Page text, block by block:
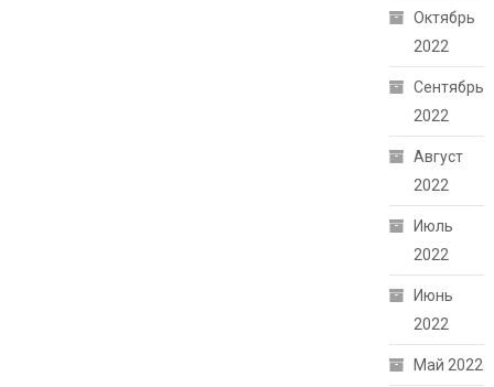
Октябрь
2022
Сентябрь
2022
Август
2022
Июль
2022
Июнь
2022
Май 2022